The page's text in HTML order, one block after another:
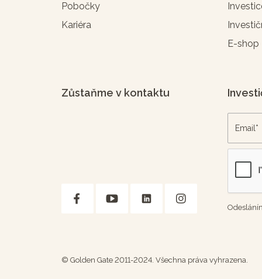
Pobočky
Kariéra
E-shop
Zůstaňme v kontaktu
© Golden Gate 2011-2024. Všechna práva vyhrazena.